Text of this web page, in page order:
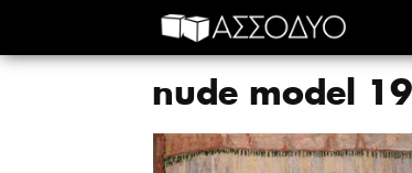
nude model